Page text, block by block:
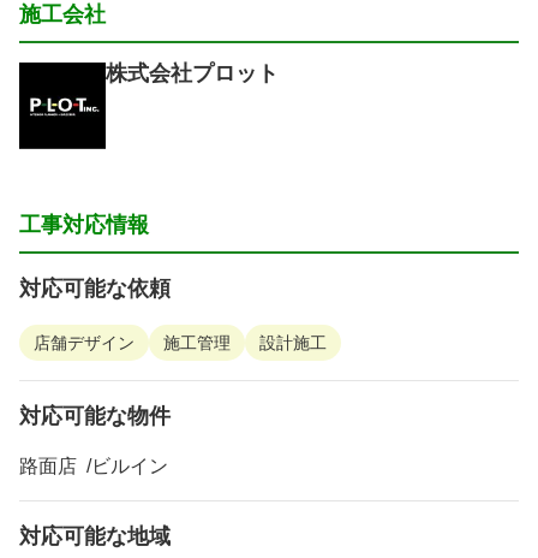
施工会社
株式会社プロット
工事対応情報
対応可能な依頼
店舗デザイン 施工管理 設計施工
対応可能な物件
路面店 ビルイン
対応可能な地域